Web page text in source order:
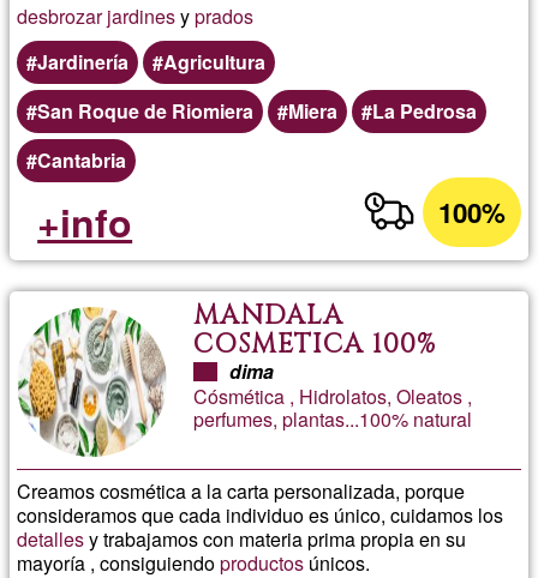
desbrozar jardinesyprados
Jardinería
Agricultura
San Roque de Riomiera
Miera
La Pedrosa
Cantabria
100%
+info
MANDALA
COSMETICA 100%
NATURAL
dima
Cósmética , Hidrolatos, Oleatos ,
perfumes, plantas...100% natural
Creamos cosmética a la carta personalizada, porque
consideramos que cada individuo es único, cuidamos los
detallesy trabajamos con materia prima propia en su
mayoría , consiguiendoproductos únicos.